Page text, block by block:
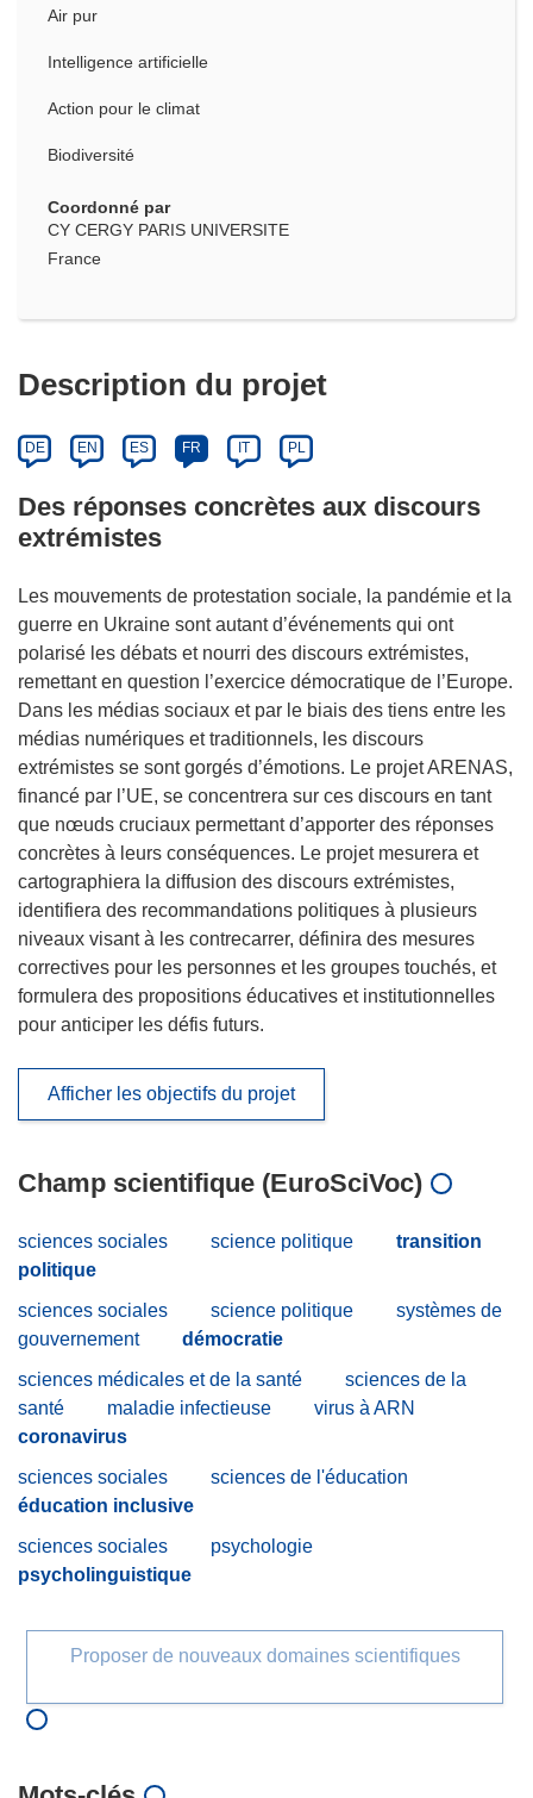
Air pur
Intelligence artificielle
Action pour le climat
Biodiversité
Coordonné par
CY CERGY PARIS UNIVERSITE
France
Description du projet
DE EN ES FR IT PL
Des réponses concrètes aux discours
extrémistes
Les mouvements de protestation sociale, la pandémie et la
guerre en Ukraine sont autant d’événements qui ont
polarisé les débats et nourri des discours extrémistes,
remettant en question l’exercice démocratique de l’Europe.
Dans les médias sociaux et par le biais des tiens entre les
médias numériques et traditionnels, les discours
extrémistes se sont gorgés d’émotions. Le projet ARENAS,
financé par l’UE, se concentrera sur ces discours en tant
que nœuds cruciaux permettant d’apporter des réponses
concrètes à leurs conséquences. Le projet mesurera et
cartographiera la diffusion des discours extrémistes,
identifiera des recommandations politiques à plusieurs
niveaux visant à les contrecarrer, définira des mesures
correctives pour les personnes et les groupes touchés, et
formulera des propositions éducatives et institutionnelles
pour anticiper les défis futurs.
Afficher les objectifs du projet
Champ scientifique (EuroSciVoc)
sciences sociales science politique
transition
politique
sciences sociales
science politique
systèmes de
gouvernement
démocratie
sciences médicales et de la santé
sciences de la
santé
maladie infectieuse
virus à ARN
coronavirus
sciences sociales
sciences de l'éducation
éducation inclusive
sciences sociales
psychologie
psycholinguistique
Proposer de nouveaux domaines scientifiques